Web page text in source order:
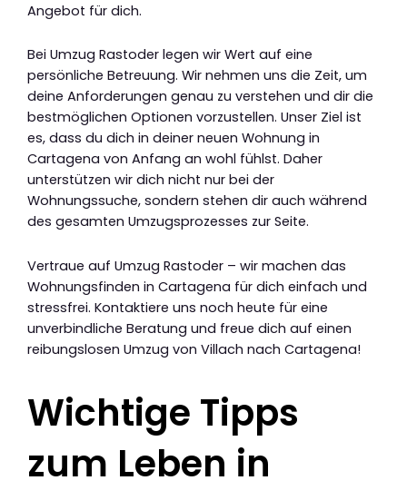
Angebot für dich.
Bei Umzug Rastoder legen wir Wert auf eine
persönliche Betreuung. Wir nehmen uns die Zeit, um
deine Anforderungen genau zu verstehen und dir die
bestmöglichen Optionen vorzustellen. Unser Ziel ist
es, dass du dich in deiner neuen Wohnung in
Cartagena von Anfang an wohl fühlst. Daher
unterstützen wir dich nicht nur bei der
Wohnungssuche, sondern stehen dir auch während
des gesamten Umzugsprozesses zur Seite.
Vertraue auf Umzug Rastoder – wir machen das
Wohnungsfinden in Cartagena für dich einfach und
stressfrei. Kontaktiere uns noch heute für eine
unverbindliche Beratung und freue dich auf einen
reibungslosen Umzug von Villach nach Cartagena!
Wichtige Tipps
zum Leben in